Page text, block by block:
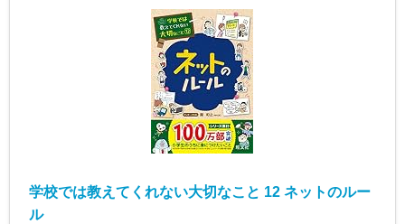
学校では教えてくれない大切なこと 12 ネットのルー
ル